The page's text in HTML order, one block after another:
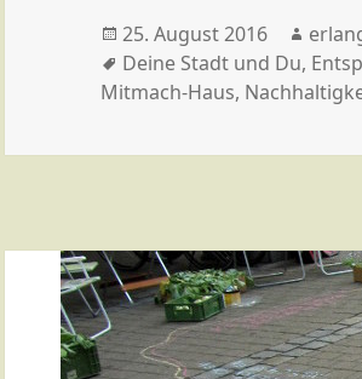
Veröffentlicht
am
25. August 2016 Autor
Schlagwörter
Deine Stadt und Du,
Mitmach-Haus,